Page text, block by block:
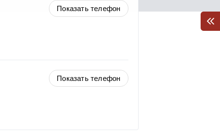
Показать телефон
Показать телефон